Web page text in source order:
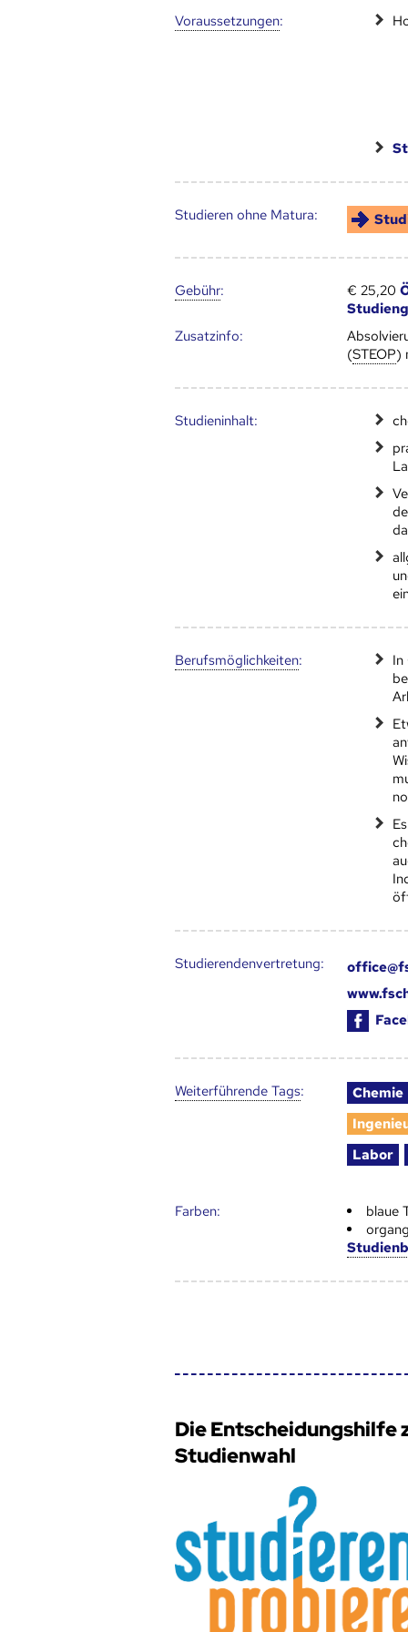
Voraus­setzungen:
Studieren ohne Matura:
Gebühr: € 25,20
Zusatz­info:
(STEOP)
Studien­inhalt:
Berufs­möglich­keiten:
In
Studierendenvertretung:
Weiter­führende Tags:
Chemie
Labor
Farben:
blaue
Die Entscheidungshilfe
Studienwahl